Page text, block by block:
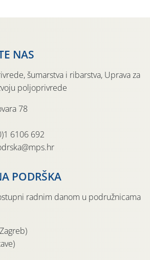
NAS
šumarstva i ribarstva, Uprava za
poljoprivrede
78
6106 692
PODRŠKA
radnim danom u podružnicama